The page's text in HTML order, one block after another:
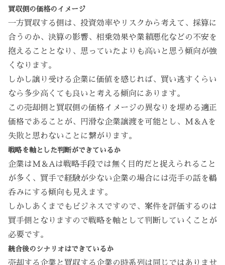
買収側の価格のイメージ
一方買収する側は、投資効率やリスクから考えて、採算に
合うのか、決算の影響、相乗効果や業績悪化などの不安を
抱えることとなり、思っていたよりも高いと思う傾向が強
くなります。
しかし譲り受ける企業に価値を感じれば、買い逃すくらい
なら多少高くても良いと考える傾向にあります。
この売却側と買収側の価格イメージの異なりを埋める適正
価格であることが、円滑な企業譲渡を可能とし、M＆Aを
失敗と思わないことに繋がります。
戦略を軸とした判断ができているか
企業はM＆Aは戦略手段では無く目的だと捉えられること
が多く、買手で経験が少ない企業の場合には売手の話を鵜
呑みにする傾向も見えます。
しかしあくまでもビジネスですので、案件を評価するのは
買手側となりますので戦略を軸として判断していくことが
必要です。
統合後のシナリオはできているか
売却する企業と買収する企業の時系列は同じではありませ